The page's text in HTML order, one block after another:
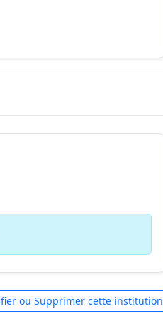
ou Supprimer cette institution